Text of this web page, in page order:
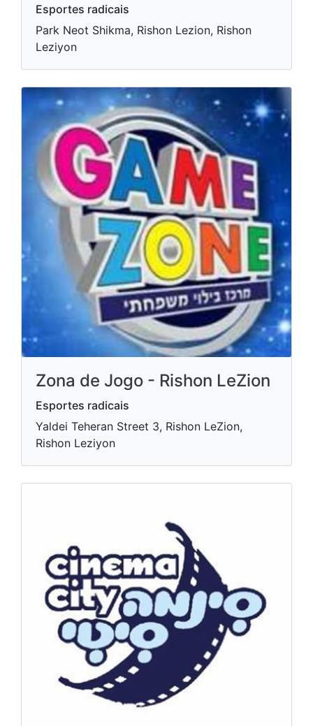
Esportes radicais
Park Neot Shikma, Rishon Lezion, Rishon
Leziyon
Zona de Jogo - Rishon LeZion
Esportes radicais
Yaldei Teheran Street 3, Rishon LeZion,
Rishon Leziyon